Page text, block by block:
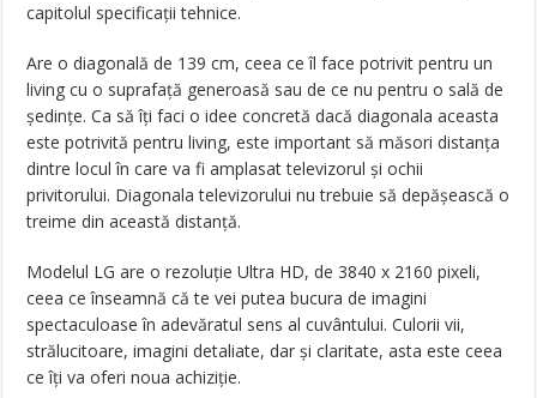
capitolul specificații tehnice.
Are o diagonală de 139 cm, ceea ce îl face potrivit pentru un
living cu o suprafață generoasă sau de ce nu pentru o sală de
ședințe. Ca să îți faci o idee concretă dacă diagonala aceasta
este potrivită pentru living, este important să măsori distanța
dintre locul în care va fi amplasat televizorul și ochii
privitorului. Diagonala televizorului nu trebuie să depășească o
treime din această distanță.
Modelul LG are o rezoluție Ultra HD, de 3840 x 2160 pixeli,
ceea ce înseamnă că te vei putea bucura de imagini
spectaculoase în adevăratul sens al cuvântului. Culorii vii,
strălucitoare, imagini detaliate, dar și claritate, asta este ceea
ce îți va oferi noua achiziție.